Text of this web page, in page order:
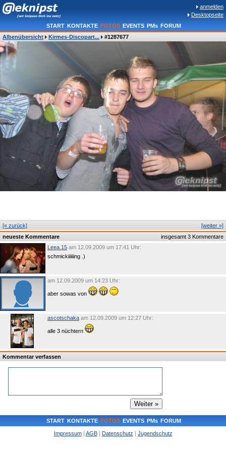
anmelden
Desktopseite
START KONTAKTE FOTOS EVENTS PMs FORUM
Albenübersicht
Kirmes-Discopart... #1287677
[weiter »]
[« zurück]
insgesamt 3 Kommentare
neueste Kommentare
Leea.15 am 12.09.2009 um 17:41 Uhr:
schmickiiiiiing .)
am 12.09.2009 um 14:23 Uhr:
aber sowas von
ascotschaka am 12.09.2009 um 12:27 Uhr:
alle 3 nüchtern
Kommentar verfassen
START KONTAKTE FOTOS EVENTS PMs FORUM
Impressum| AGB| Datenschutz Jugendschutz